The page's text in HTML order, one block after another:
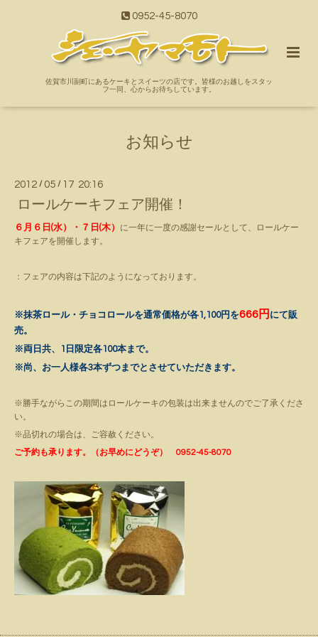
0952-45-8070
佐賀市川副町にあるケーキとスイーツの店です。皆様のお越しをスタッ
フ一同、心からお待ちしています。
お知らせ
2012 / 05 / 17 20:16
ロールケーキフェア開催！
６月６日(水）・７日(木）
に一年に一度の感謝セールとして、ロールケー
キフェアを開催します。
：フェアの内容は下記のようになっております。
※抹茶ロール・チョコロールを通常価格が各1,100円を666円 にて販
売。
※両日共、1日限定各100本まで。
※尚、お一人様各3本ずつまでとさせていただきます。
※勝手ながらこの期間はロールケーキの包装は出来ませんのでご了承くださ
い。
※品切れの場合は、ご容赦ください。
ご予約も承ります。（お早めにどうぞ） 0952-45-8070